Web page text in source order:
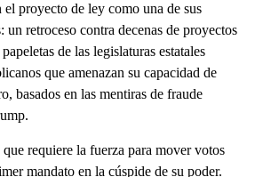
proyecto de ley como una de sus
un retroceso contra decenas de proyectos
de las legislaturas estatales
que amenazan su capacidad de
basados en las mentiras de fraude
requiere la fuerza para mover votos
mandato en la cúspide de su poder.